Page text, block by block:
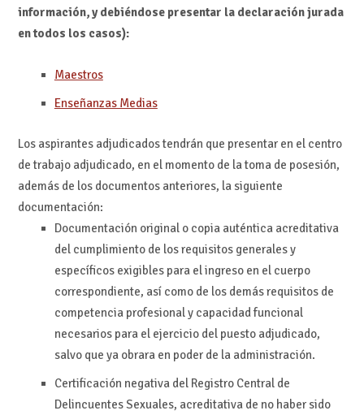
información, y debiéndose presentar la declaración jurada
en todos los casos):
Maestros
Enseñanzas Medias
Los aspirantes adjudicados tendrán que presentar en el centro
de trabajo adjudicado, en el momento de la toma de posesión,
además de los documentos anteriores, la siguiente
documentación:
Documentación original o copia auténtica acreditativa
del cumplimiento de los requisitos generales y
específicos exigibles para el ingreso en el cuerpo
correspondiente, así como de los demás requisitos de
competencia profesional y capacidad funcional
necesarios para el ejercicio del puesto adjudicado,
salvo que ya obrara en poder de la administración.
Certificación negativa del Registro Central de
Delincuentes Sexuales, acreditativa de no haber sido